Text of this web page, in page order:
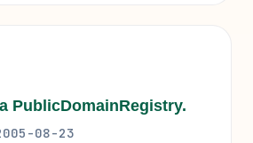
PublicDomainRegistry.
08-23